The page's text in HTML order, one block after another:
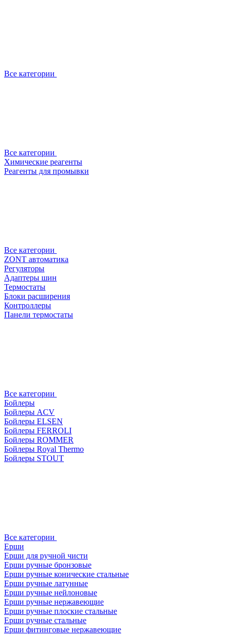
Все категории
Все категории
Химические реагенты
Реагенты для промывки
Все категории
ZONT автоматика
Регуляторы
Адаптеры шин
Термостаты
Блоки расширения
Контроллеры
Панели термостаты
Все категории
Бойлеры
Бойлеры ACV
Бойлеры ELSEN
Бойлеры FERROLI
Бойлеры ROMMER
Бойлеры Royal Thermo
Бойлеры STOUT
Все категории
Ерши
Ерши для ручной чисти
Ерши ручные бронзовые
Ерши ручные конические стальные
Ерши ручные латунные
Ерши ручные нейлоновые
Ерши ручные нержавеющие
Ерши ручные плоские стальные
Ерши ручные стальные
Ерши фитинговые нержавеющие